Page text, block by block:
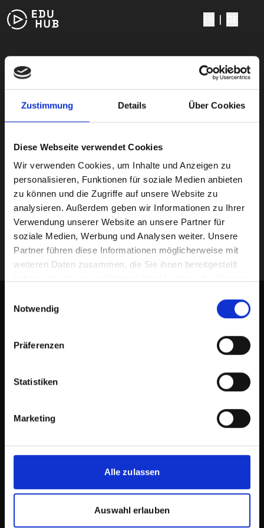
Zustimmung Details Über Cookies
Diese Webseite verwendet Cookies
Wir verwenden Cookies, um Inhalte und Anzeigen zu
personalisieren, Funktionen für soziale Medien anbieten
zu können und die Zugriffe auf unsere Website zu
analysieren. Außerdem geben wir Informationen zu Ihrer
Verwendung unserer Website an unsere Partner für
soziale Medien, Werbung und Analysen weiter. Unsere
Partner führen diese Informationen möglicherweise mit
weiteren Daten zusammen, die Sie ihnen bereitgestellt
Notwendig
Präferenzen
Statistiken
Marketing
Alle zulassen
Auswahl erlauben
|
EDU HUB
by opencampus.sh